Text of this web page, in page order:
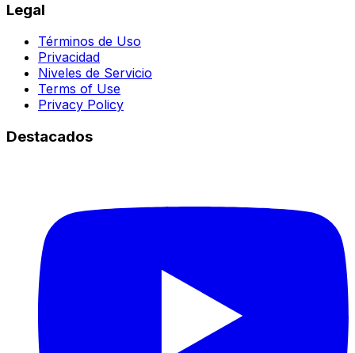
Legal
Términos de Uso
Privacidad
Niveles de Servicio
Terms of Use
Privacy Policy
Destacados